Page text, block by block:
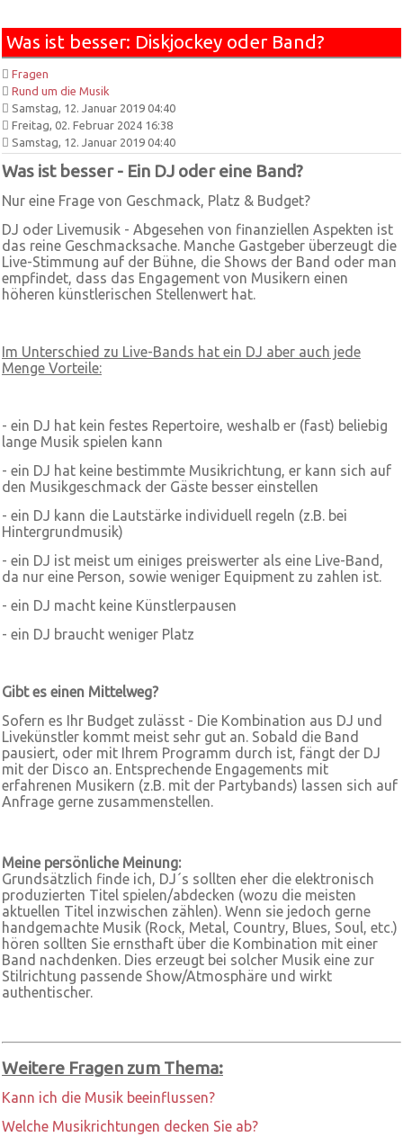
Was ist besser: Diskjockey oder Band?
Fragen
Rund um die Musik
Samstag, 12. Januar 2019 04:40
Freitag, 02. Februar 2024 16:38
Samstag, 12. Januar 2019 04:40
Was ist besser - Ein DJ oder eine Band?
Nur eine Frage von Geschmack, Platz & Budget?
DJ oder Livemusik - Abgesehen von finanziellen Aspekten ist
das reine Geschmacksache. Manche Gastgeber überzeugt die
Live-Stimmung auf der Bühne, die Shows der Band oder man
empfindet, dass das Engagement von Musikern einen
höheren künstlerischen Stellenwert hat.
Im Unterschied zu Live-Bands hat ein DJ aber auch jede
Menge Vorteile:
- ein DJ hat kein festes Repertoire, weshalb er (fast) beliebig
lange Musik spielen kann
- ein DJ hat keine bestimmte Musikrichtung, er kann sich auf
den Musikgeschmack der Gäste besser einstellen
- ein DJ kann die Lautstärke individuell regeln (z.B. bei
Hintergrundmusik)
- ein DJ ist meist um einiges preiswerter als eine Live-Band,
da nur eine Person, sowie weniger Equipment zu zahlen ist.
- ein DJ macht keine Künstlerpausen
- ein DJ braucht weniger Platz
Gibt es einen Mittelweg?
Sofern es Ihr Budget zulässt - Die Kombination aus DJ und
Livekünstler kommt meist sehr gut an. Sobald die Band
pausiert, oder mit Ihrem Programm durch ist, fängt der DJ
mit der Disco an. Entsprechende Engagements mit
erfahrenen Musikern (z.B. mit der Partybands) lassen sich auf
Anfrage gerne zusammenstellen.
Meine persönliche Meinung:
Grundsätzlich finde ich, DJ´s sollten eher die elektronisch
produzierten Titel spielen/abdecken (wozu die meisten
aktuellen Titel inzwischen zählen). Wenn sie jedoch gerne
handgemachte Musik (Rock, Metal, Country, Blues, Soul, etc.)
hören sollten Sie ernsthaft über die Kombination mit einer
Band nachdenken. Dies erzeugt bei solcher Musik eine zur
Stilrichtung passende Show/Atmosphäre und wirkt
authentischer.
Weitere Fragen zum Thema:
Kann ich die Musik beeinflussen?
Welche Musikrichtungen decken Sie ab?